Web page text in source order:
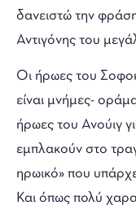
δανειστώ την
Αντιγόνης του
Οι ήρωες του
είναι μνήμες-
ήρωες του Ανούιγ
εμπλακούν στο
ηρωικό» που
Και όπως πολύ